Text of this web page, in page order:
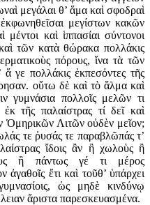
μεγάλαι θ’ ἅμα καὶ σφοδραὶ
μεγίστων κακῶν
μέντοι καὶ ἱππασίαι σύντονοι
τῶν κατὰ θώρακα πολλάκις
πόρους, ἵνα τὰ τῶν
γε πολλάκις ἐκπεσόντες τῆς
οὕτω δὲ καὶ τὸ ἅλμα καὶ
γυμνάσια πολλοῖς μελῶν τι
τῆς παλαίστρας τί δεῖ καὶ
Ὁμηρικῶν Λιτῶν οὐδὲν μεῖον;
τε ῥυσάς τε παραβλῶπάς τ’
ἴδοις ἂν ἢ χωλοὺς ἢ
ἢ πάντως γέ τι μέρος
ἔτι καὶ τοῦθ’ ὑπάρχει
ὡς μηδὲ κινδύνῳ
ἄριστα παρεσκευασμένα.